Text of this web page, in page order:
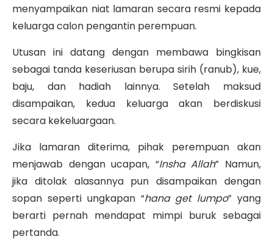
menyampaikan niat lamaran secara resmi kepada
keluarga calon pengantin perempuan.
Utusan ini datang dengan membawa bingkisan
sebagai tanda keseriusan berupa sirih (ranub), kue,
baju, dan hadiah lainnya. Setelah maksud
disampaikan, kedua keluarga akan berdiskusi
secara kekeluargaan.
Jika lamaran diterima, pihak perempuan akan
menjawab dengan ucapan, “Insha Allah” Namun,
jika ditolak alasannya pun disampaikan dengan
sopan seperti ungkapan “hana get lumpo” yang
berarti pernah mendapat mimpi buruk sebagai
pertanda.